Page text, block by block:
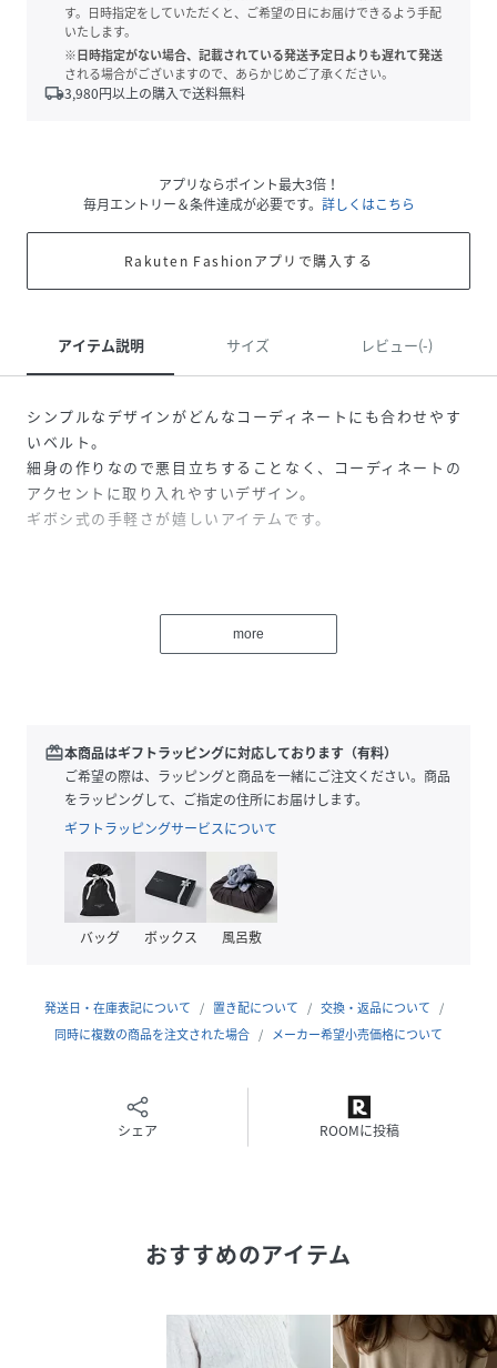
す。日時指定をしていただくと、ご希望の日にお届けできるよう手配
いたします。
※日時指定がない場合、記載されている発送予定日よりも遅れて発送
される場合がございますので、あらかじめご了承ください。
local_shipping3,980円以上の購入で送料無料
アプリならポイント最大3倍！
毎月エントリー＆条件達成が必要です。 詳しくはこちら
Rakuten Fashionアプリで購入する
アイテム説明 サイズ レビュー(-)
シンプルなデザインがどんなコーディネートにも合わせやす
いベルト。
細身の作りなので悪目立ちすることなく、コーディネートの
アクセントに取り入れやすいデザイン。
ギボシ式の手軽さが嬉しいアイテムです。
こんなシーンにおすすめ
結婚式、二次会（2次会）、披露宴、お呼ばれ、謝恩会、パ
インフォメーション
more
redeem本商品はギフトラッピングに対応しております（有料）
ご希望の際は、ラッピングと商品を一緒にご注文ください。商品
をラッピングして、ご指定の住所にお届けします。
ギフトラッピングサービスについて
バッグ ボックス 風呂敷
発送日・在庫表記について 置き配について
交換・返品について
同時に複数の商品を注文された場合
メーカー希望小売価格について
シェア ROOMに投稿
おすすめのアイテム